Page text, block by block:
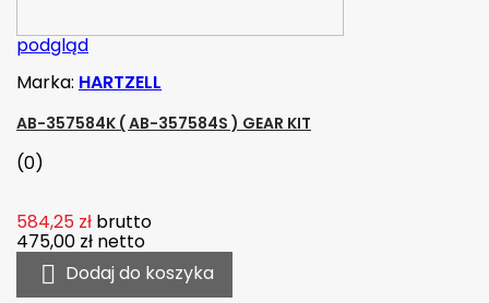
podgląd
Marka: HARTZELL
AB-357584K ( AB-357584S ) GEAR KIT
(0)
584,25 zł brutto
475,00 zł netto
 Dodaj do koszyka